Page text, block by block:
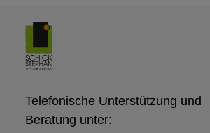
Telefonische Unterstützung und
Beratung unter: